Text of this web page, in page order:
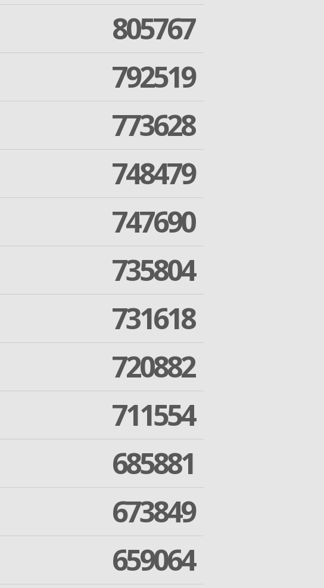
805767
792519
773628
748479
747690
735804
731618
720882
711554
685881
673849
659064